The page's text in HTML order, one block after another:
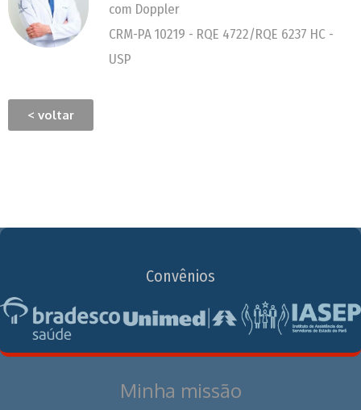
com Doppler
CRM-PA 10219 - RQE 4722/RQE 6237 HC -
USP
< voltar
Convênios
Minha missão